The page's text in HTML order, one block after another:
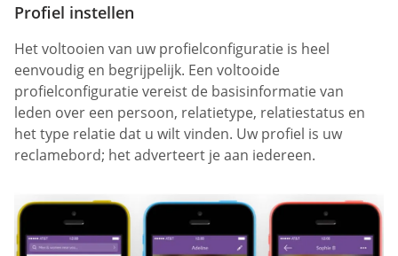
Profiel instellen
Het voltooien van uw profielconfiguratie is heel
eenvoudig en begrijpelijk. Een voltooide
profielconfiguratie vereist de basisinformatie van
leden over een persoon, relatietype, relatiestatus en
het type relatie dat u wilt vinden. Uw profiel is uw
reclamebord; het adverteert je aan iedereen.